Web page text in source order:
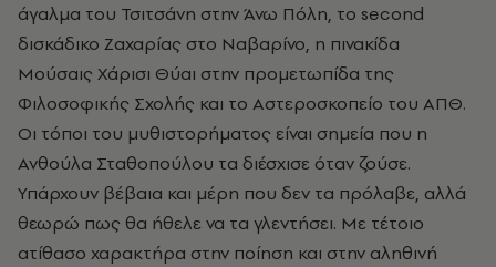
άγαλμα του Τσιτσάνη στην Άνω Πόλη, το second
δισκάδικο Ζαχαρίας στο Ναβαρίνο, η πινακίδα
Μούσαις Χάρισι Θύαι στην προμετωπίδα της
Φιλοσοφικής Σχολής και το Αστεροσκοπείο του ΑΠΘ.
Οι τόποι του μυθιστορήματος είναι σημεία που η
Ανθούλα Σταθοπούλου τα διέσχισε όταν ζούσε.
Υπάρχουν βέβαια και μέρη που δεν τα πρόλαβε, αλλά
θεωρώ πως θα ήθελε να τα γλεντήσει. Με τέτοιο
ατίθασο χαρακτήρα στην ποίηση και στην αληθινή